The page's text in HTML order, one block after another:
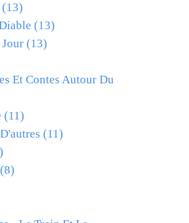
(13)
(13)
(13)
Et Contes Autour Du
(11)
(11)
(8)